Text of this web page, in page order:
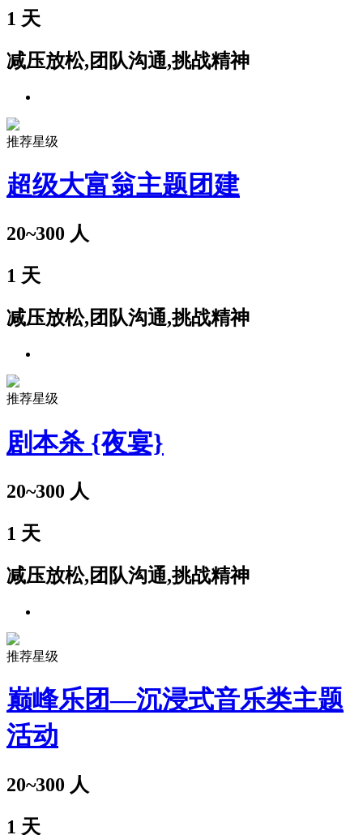
1 天
减压放松,团队沟通,挑战精神
推荐星级
超级大富翁主题团建
20~300 人
1 天
减压放松,团队沟通,挑战精神
推荐星级
剧本杀 {夜宴}
20~300 人
1 天
减压放松,团队沟通,挑战精神
推荐星级
巅峰乐团—沉浸式音乐类主题
活动
20~300 人
1 天